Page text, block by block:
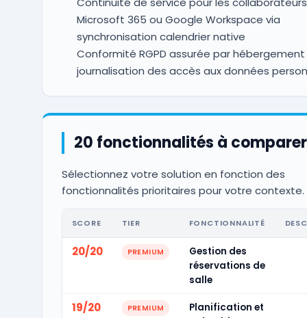
Microsoft 365 ou Google Workspace via
synchronisation calendrier native
Conformité RGPD assurée par hébergement
journalisation des accès aux données
20 fonctionnalités à comparer
Sélectionnez votre solution en fonction des
fonctionnalités prioritaires pour votre contexte.
SCORE TIER FONCTIONNALITÉ
20/20 PREMIUM
Gestion des
réservations de
salle
19/20 PREMIUM
Planification et